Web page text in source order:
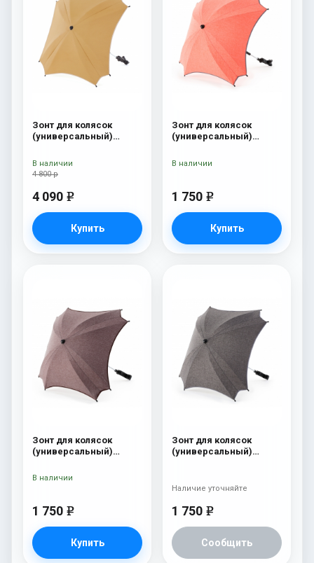
Зонт для колясок
(универсальный)
Dark Beige
4 800 р
4 090 e
Купить
В наличии
Зонт для колясок
(универсальный)
1 750 e
Купить
В наличии
Зонт для колясок
(универсальный)
1 750 e
Купить
В наличии
Зонт для колясок
(универсальный)
1 750 e
Сообщить
Наличие уточняйте